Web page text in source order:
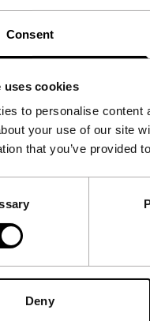
Consent
uses cookies
to personalise
your use of our site
that you’ve provided
Deny